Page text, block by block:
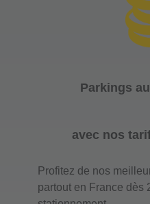
Parkings
avec nos
Profitez de nos
partout en France dès